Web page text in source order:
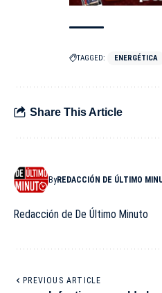
TAGGED: ENERGÉTICA
Share This Article
ByREDACCIÓN DE ÚLTIMO
Redacción de De Último Minuto
PREVIOUS ARTICLE